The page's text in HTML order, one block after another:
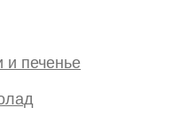
печенье